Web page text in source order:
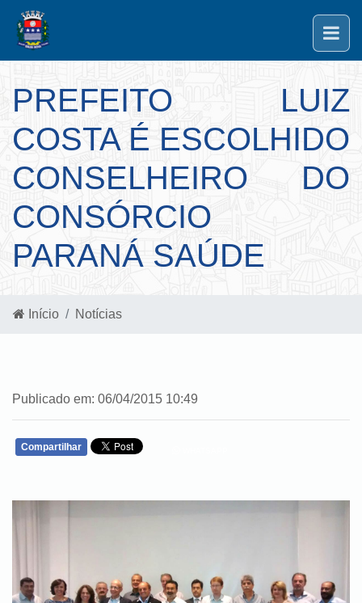
PREFEITO LUIZ
COSTA É ESCOLHIDO
CONSELHEIRO DO
CONSÓRCIO
PARANÁ SAÚDE
Início Notícias
Publicado em: 06/04/2015 10:49
Compartilhar